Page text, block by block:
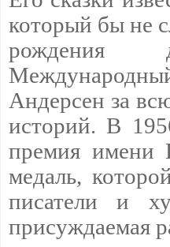
который бы не
рождения
Андерсен за
историй. В
премия имени
медаль,
писатели и
присуждаемая